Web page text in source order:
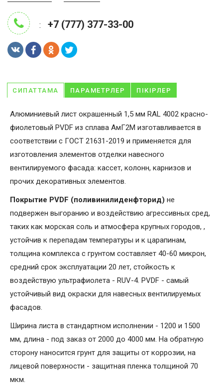
: +7 (777) 377-33-00
СИПАТТАМА ПАРАМЕТРЛЕР ПІКІРЛЕР
Алюминиевый лист окрашенный 1,5 мм RAL 4002 красно-
фиолетовый PVDF из сплава АмГ2М изготавливается в
соответствии с ГОСТ 21631-2019 и применяется для
изготовления элементов отделки навесного
вентилируемого фасада: кассет, колонн, карнизов и
прочих декоративных элементов.
Покрытие PVDF (поливинилиденфторид) не
подвержен выгоранию и воздействию агрессивных сред,
таких как морская соль и атмосфера крупных городов, ,
устойчив к перепадам температуры и к царапинам,
толщина комплекса с грунтом составляет 40-60 микрон,
средний срок эксплуатации 20 лет, стойкость к
воздействую ультрафиолета - RUV-4. PVDF - самый
устойчивый вид окраски для навесных вентилируемых
фасадов.
Ширина листа в стандартном исполнении - 1200 и 1500
мм, длина - под заказ от 2000 до 4000 мм. На обратную
сторону наносится грунт для защиты от коррозии, на
лицевой поверхности - защитная пленка толщиной 70
мкм.